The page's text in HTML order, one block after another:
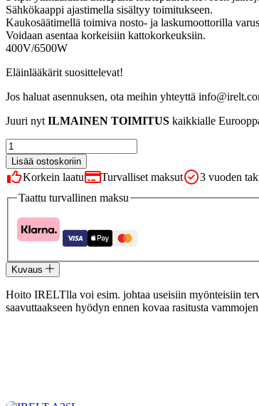
Sähkökaappi ajastimella sisältyy toimitukseen.
Kaukosäätimellä toimiva nosto- ja laskumoottorilla
Voidaan asentaa korkeisiin kattokorkeuksiin.
400V/6500W
Eläinlääkärit suosittelevat!
Jos haluat asennuksen, ota meihin yhteyttä
Juuri nyt ILMAINEN TOIMITUS kaikkialle
IRELT
A26L
HEVONEN
määrä
Lisää ostoskoriin
Korkein laatu Turvalliset maksut 3 vuoden
Taattu turvallinen maksu
Kuvaus
Hoito IRELTlla voi esim. johtaa useisiin myönteisiin
saavuttaakseen hyödyn ennen kovaa rasitusta